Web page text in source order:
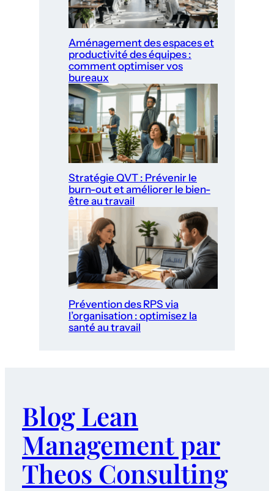
Aménagement des espaces et
productivité des équipes :
comment optimiser vos
bureaux
Stratégie QVT : Prévenir le
burn-out et améliorer le bien-
être au travail
Prévention des RPS via
l’organisation : optimisez la
santé au travail
Blog Lean
Management par
Theos Consulting